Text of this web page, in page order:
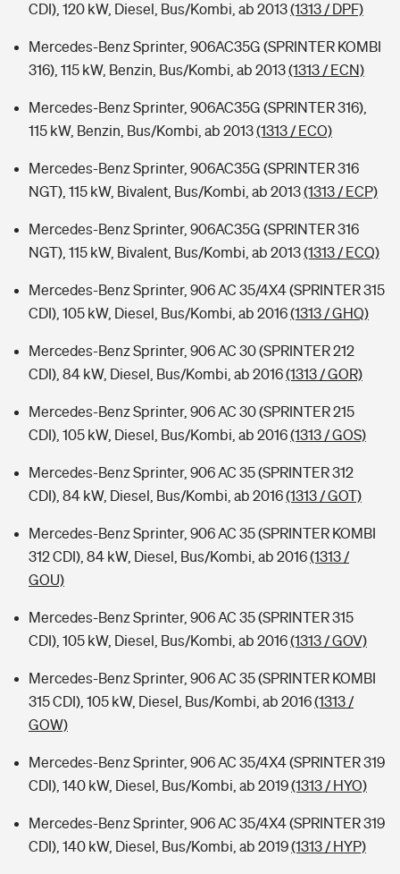
CDI), 120 kW, Diesel, Bus/Kombi, ab 2013(1313 / DPF)
Mercedes-Benz Sprinter, 906AC35G (SPRINTER KOMBI
316), 115 kW, Benzin, Bus/Kombi, ab 2013(1313 / ECN)
Mercedes-Benz Sprinter, 906AC35G (SPRINTER 316),
115 kW, Benzin, Bus/Kombi, ab 2013(1313 / ECO)
Mercedes-Benz Sprinter, 906AC35G (SPRINTER 316
NGT), 115 kW, Bivalent, Bus/Kombi, ab 2013(1313 / ECP)
Mercedes-Benz Sprinter, 906AC35G (SPRINTER 316
NGT), 115 kW, Bivalent, Bus/Kombi, ab 2013(1313 / ECQ)
Mercedes-Benz Sprinter, 906 AC 35/4X4 (SPRINTER 315
CDI), 105 kW, Diesel, Bus/Kombi, ab 2016(1313 / GHQ)
Mercedes-Benz Sprinter, 906 AC 30 (SPRINTER 212
CDI), 84 kW, Diesel, Bus/Kombi, ab 2016(1313 / GOR)
Mercedes-Benz Sprinter, 906 AC 30 (SPRINTER 215
CDI), 105 kW, Diesel, Bus/Kombi, ab 2016(1313 / GOS)
Mercedes-Benz Sprinter, 906 AC 35 (SPRINTER 312
CDI), 84 kW, Diesel, Bus/Kombi, ab 2016(1313 / GOT)
Mercedes-Benz Sprinter, 906 AC 35 (SPRINTER KOMBI
312 CDI), 84 kW, Diesel, Bus/Kombi, ab 2016(1313 /
GOU)
Mercedes-Benz Sprinter, 906 AC 35 (SPRINTER 315
CDI), 105 kW, Diesel, Bus/Kombi, ab 2016(1313 / GOV)
Mercedes-Benz Sprinter, 906 AC 35 (SPRINTER KOMBI
315 CDI), 105 kW, Diesel, Bus/Kombi, ab 2016(1313 /
GOW)
Mercedes-Benz Sprinter, 906 AC 35/4X4 (SPRINTER 319
CDI), 140 kW, Diesel, Bus/Kombi, ab 2019(1313 / HYO)
Mercedes-Benz Sprinter, 906 AC 35/4X4 (SPRINTER 319
CDI), 140 kW, Diesel, Bus/Kombi, ab 2019(1313 / HYP)